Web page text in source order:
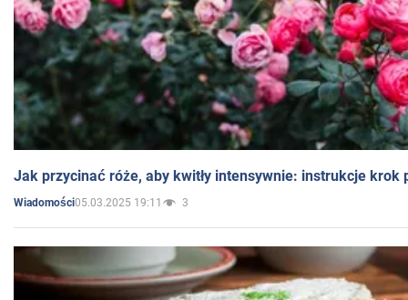
Jak przycinać róże, aby kwitły intensywnie: instrukcje krok
Wiadomości05.03.2025 19:11 3